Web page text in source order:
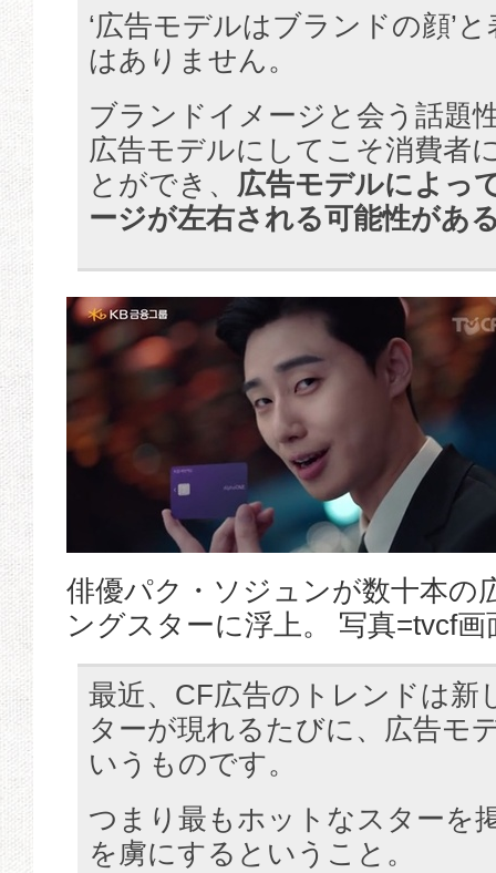
‘広告モデルはブランドの顔’
はありません。
ブランドイメージと会う話題
広告モデルにしてこそ消費者
とができ、 広告モデルによっ
ージが左右される可能性があ
俳優パク・ソジュンが数十本の
ングスターに浮上。 写真=tvcf
最近、CF広告のトレンドは新
ターが現れるたびに、広告モ
いうものです。
つまり最もホットなスターを
を虜にするということ。